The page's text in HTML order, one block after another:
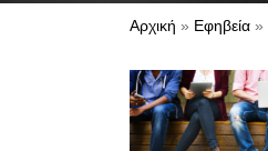
Αρχική » Εφηβεία »